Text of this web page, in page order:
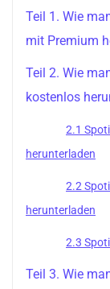
Teil 1. Wie
mit Premium
Teil 2. Wie
kostenlos
2.1
herunterladen
2.2
herunterladen
2.3
Teil 3. Wie